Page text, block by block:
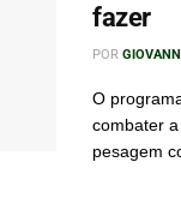
fazer
POR
O
combater
pesagem